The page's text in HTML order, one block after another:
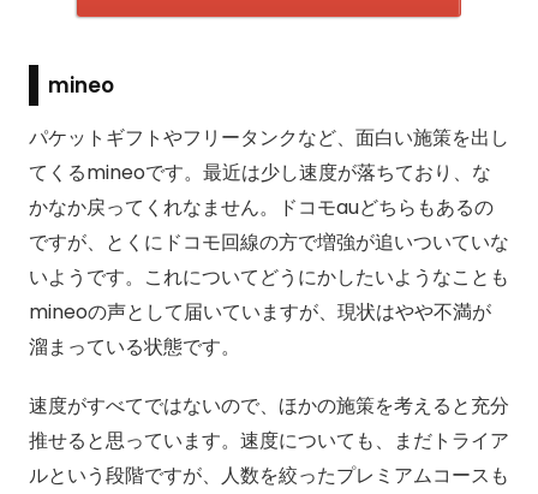
mineo
パケットギフトやフリータンクなど、面白い施策を出し
てくるmineoです。最近は少し速度が落ちており、な
かなか戻ってくれなません。ドコモauどちらもあるの
ですが、とくにドコモ回線の方で増強が追いついていな
いようです。これについてどうにかしたいようなことも
mineoの声として届いていますが、現状はやや不満が
溜まっている状態です。
速度がすべてではないので、ほかの施策を考えると充分
推せると思っています。速度についても、まだトライア
ルという段階ですが、人数を絞ったプレミアムコースも